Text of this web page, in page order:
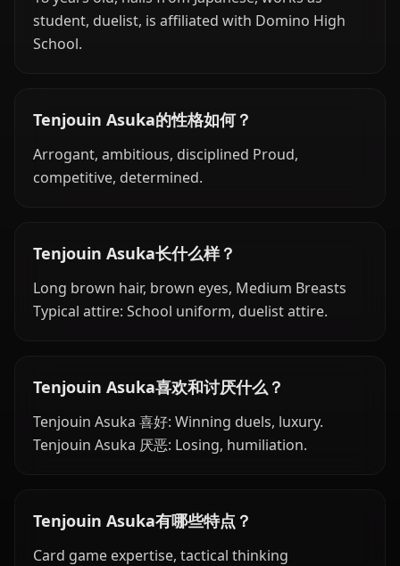
student, duelist, is affiliated with Domino High
School.
Tenjouin Asuka的性格如何？
Arrogant, ambitious, disciplined Proud,
competitive, determined.
Tenjouin Asuka长什么样？
Long brown hair, brown eyes, Medium Breasts
Typical attire: School uniform, duelist attire.
Tenjouin Asuka喜欢和讨厌什么？
Tenjouin Asuka 喜好: Winning duels, luxury.
Tenjouin Asuka 厌恶: Losing, humiliation.
Tenjouin Asuka有哪些特点？
Card game expertise, tactical thinking